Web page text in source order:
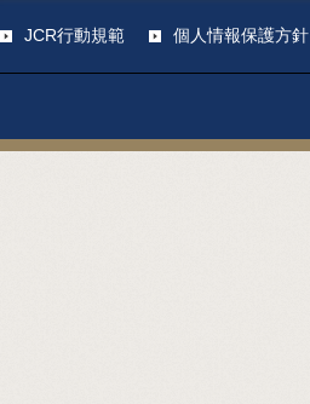
JCR行動規範 個人情報保護方針